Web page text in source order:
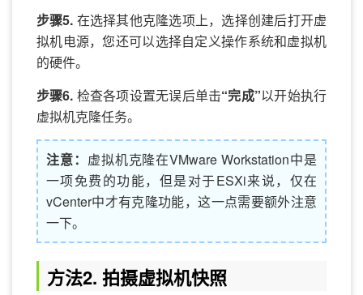
步骤5. 在选择其他克隆选项上，选择创建后打开虚
拟机电源，您还可以选择自定义操作系统和虚拟机
的硬件。
步骤6. 检查各项设置无误后单击“完成”以开始执行
虚拟机克隆任务。
注意： 虚拟机克隆在VMware Workstation中是
一项免费的功能，但是对于ESXi来说，仅在
vCenter中才有克隆功能，这一点需要额外注意
一下。
方法2. 拍摄虚拟机快照